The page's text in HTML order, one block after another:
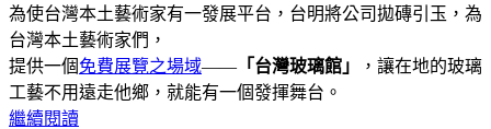
為使台灣本土藝術家有一發展平台，台明將公司拋磚引玉，為
台灣本土藝術家們，
提供一個免費展覽之場域—— 「台灣玻璃館」
，讓在地的玻璃
工藝不用遠走他鄉，就能有一個發揮舞台。
繼續閱讀